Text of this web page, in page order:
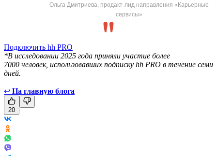
Ольга Дмитриева, продакт-лид направления «Карьерные
сервисы»
Подключить hh PRO
*В исследовании 2025 года приняли участие более
7000 человек, использовавших подписку hh PRO в течение семи
дней.
↩ На главную блога
20